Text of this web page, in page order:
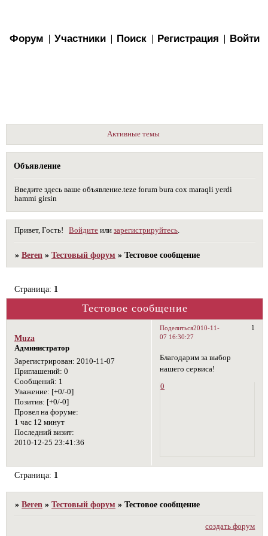
Форум Участники Поиск Регистрация Войти
Активные темы
Объявление
Введите здесь ваше объявление.teze forum bura cox maraqli yerdi
hammi girsin
Привет, Гость! Войдите илизарегистрируйтесь
»Beren »Тестовый форум »Тестовое сообщение
Тестовое сообщение
Страница: 1
Поделиться 1
2010-11-
07 16:30:27
Muza
Администратор
Зарегистрирован: 2010-11-07
Приглашений: 0
Сообщений: 1
Уважение: [+0/-0]
Позитив: [+0/-0]
Провел на форуме:
1 час 12 минут
Последний визит:
2010-12-25 23:41:36
Благодарим за выбор
нашего сервиса!
0
Страница: 1
»Beren »Тестовый форум »Тестовое сообщение
создать форум